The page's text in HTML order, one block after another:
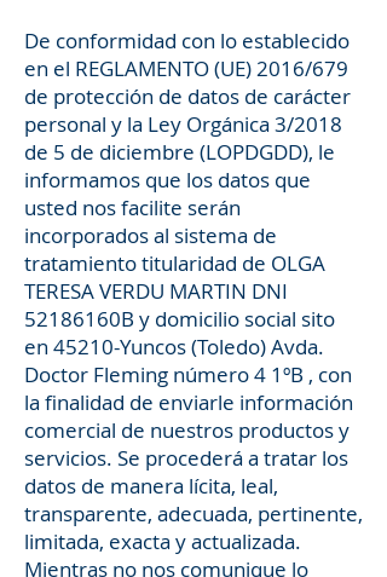
De conformidad con lo establecido
en el REGLAMENTO (UE) 2016/679
de protección de datos de carácter
personal y la Ley Orgánica 3/2018
de 5 de diciembre (LOPDGDD), le
informamos que los datos que
usted nos facilite serán
incorporados al sistema de
tratamiento titularidad de OLGA
TERESA VERDU MARTIN DNI
52186160B y domicilio social sito
en 45210-Yuncos (Toledo) Avda.
Doctor Fleming número 4 1ºB , con
la finalidad de enviarle información
comercial de nuestros productos y
servicios. Se procederá a tratar los
datos de manera lícita, leal,
transparente, adecuada, pertinente,
limitada, exacta y actualizada.
Mientras no nos comunique lo